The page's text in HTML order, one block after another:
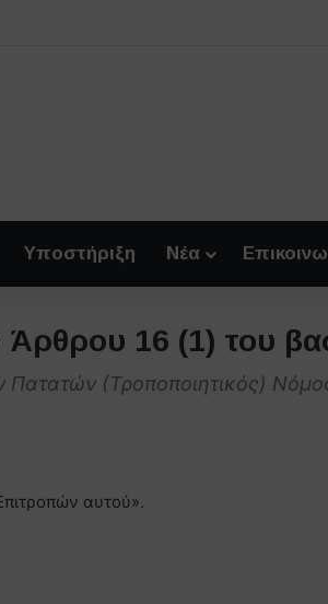
Υποστήριξη Νέα
16 (1) του
Πατατών (Τροποποιητικός)
αυτού».